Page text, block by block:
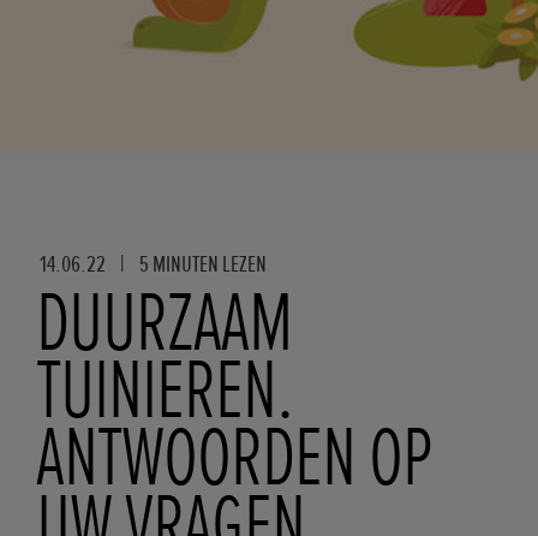
14.06.22 | 5 MINUTEN LEZEN
DUURZAAM
TUINIEREN.
ANTWOORDEN OP